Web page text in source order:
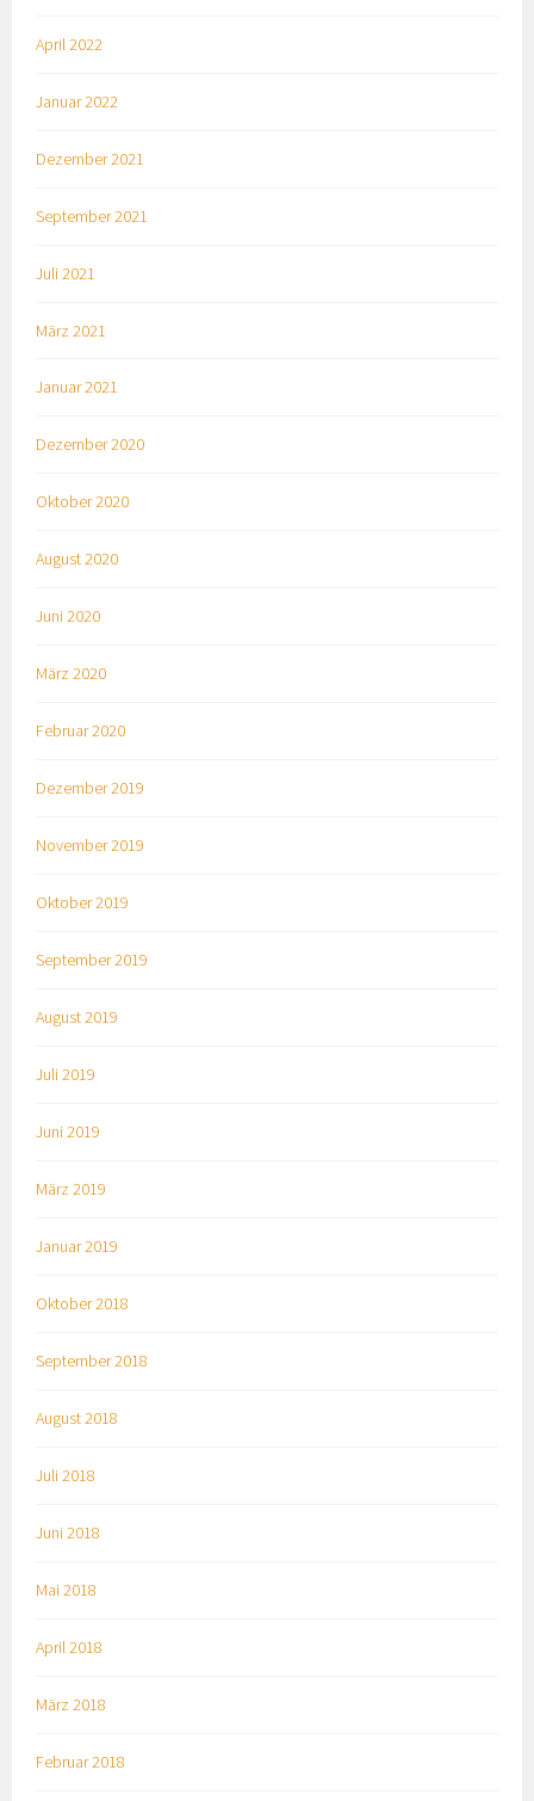
April 2022
Januar 2022
Dezember 2021
September 2021
Juli 2021
März 2021
Januar 2021
Dezember 2020
Oktober 2020
August 2020
Juni 2020
März 2020
Februar 2020
Dezember 2019
November 2019
Oktober 2019
September 2019
August 2019
Juli 2019
Juni 2019
März 2019
Januar 2019
Oktober 2018
September 2018
August 2018
Juli 2018
Juni 2018
Mai 2018
April 2018
März 2018
Februar 2018